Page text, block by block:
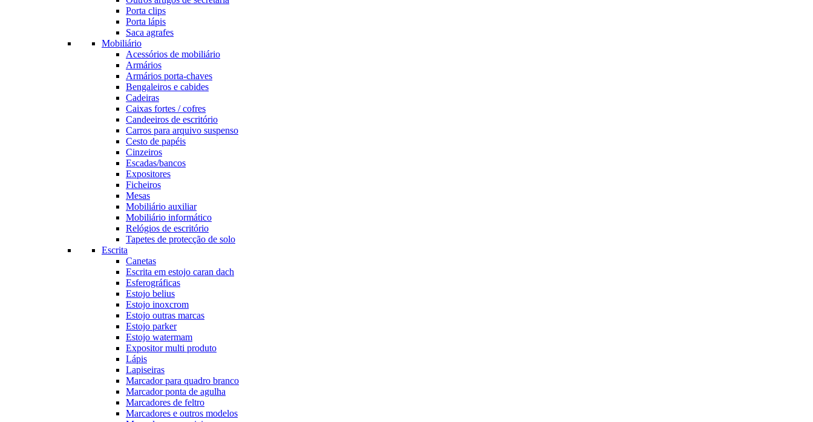
Porta clips
Porta lápis
Saca agrafes
Mobiliário
Acessórios de mobiliário
Armários
Armários porta-chaves
Bengaleiros e cabides
Cadeiras
Caixas fortes / cofres
Candeeiros de escritório
Carros para arquivo suspenso
Cesto de papéis
Cinzeiros
Escadas/bancos
Expositores
Ficheiros
Mesas
Mobiliário auxiliar
Mobiliário informático
Relógios de escritório
Tapetes de protecção de solo
Escrita
Canetas
Escrita em estojo caran dach
Esferográficas
Estojo belius
Estojo inoxcrom
Estojo outras marcas
Estojo parker
Estojo watermam
Expositor multi produto
Lápis
Lapiseiras
Marcador para quadro branco
Marcador ponta de agulha
Marcadores de feltro
Marcadores e outros modelos